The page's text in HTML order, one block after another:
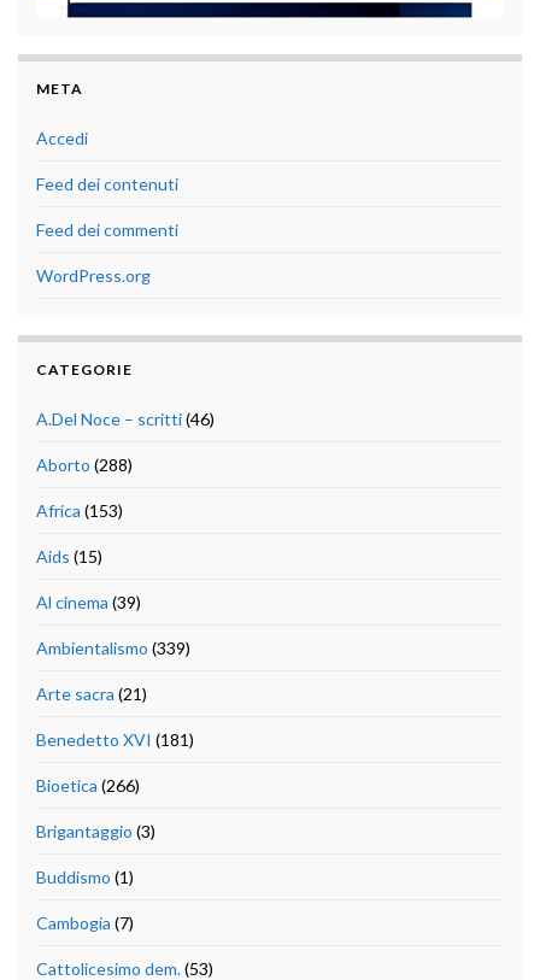
META
Accedi
Feed dei contenuti
Feed dei commenti
WordPress.org
CATEGORIE
A.Del Noce – scritti(46)
Aborto (288)
Africa (153)
Aids (15)
Al cinema (39)
Ambientalismo (339)
Arte sacra (21)
Benedetto XVI (181)
Bioetica (266)
Brigantaggio (3)
Buddismo (1)
Cambogia (7)
Cattolicesimo dem.(53)